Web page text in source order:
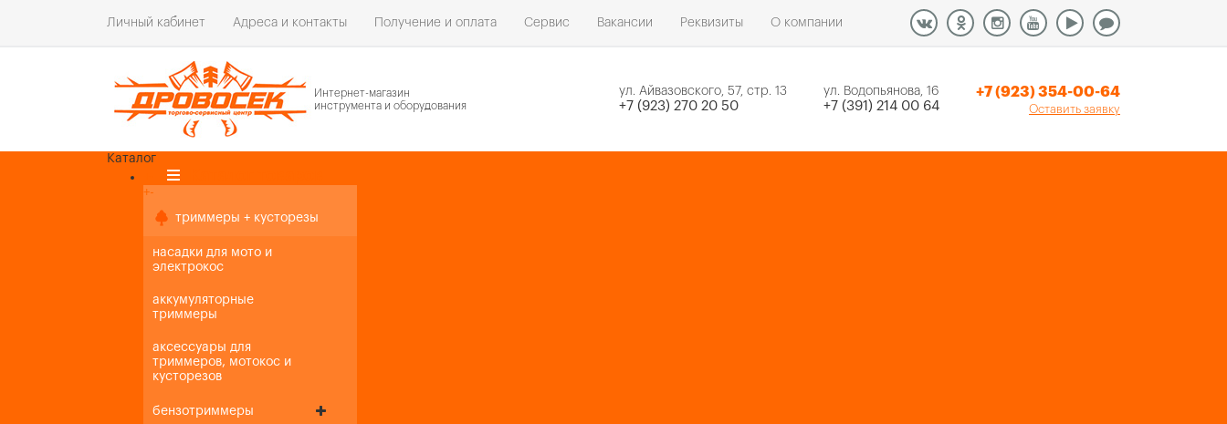
Личный кабинет Адреса и контакты Получение и оплата Сервис Вакансии Реквизиты О компании
Интернет-магазин
инструмента и оборудования
ул. Айвазовского, 57, стр. 13
+7 (923) 270 20 50
ул. Водопьянова, 16
+7 (391) 214 00 64
+7 (923) 354-00-64
Оставить заявку
Каталог
+-
триммеры + кусторезы
насадки для мото и
электрокос
аккумуляторные
триммеры
аксессуары для
триммеров, мотокос и
кусторезов
бензотриммеры